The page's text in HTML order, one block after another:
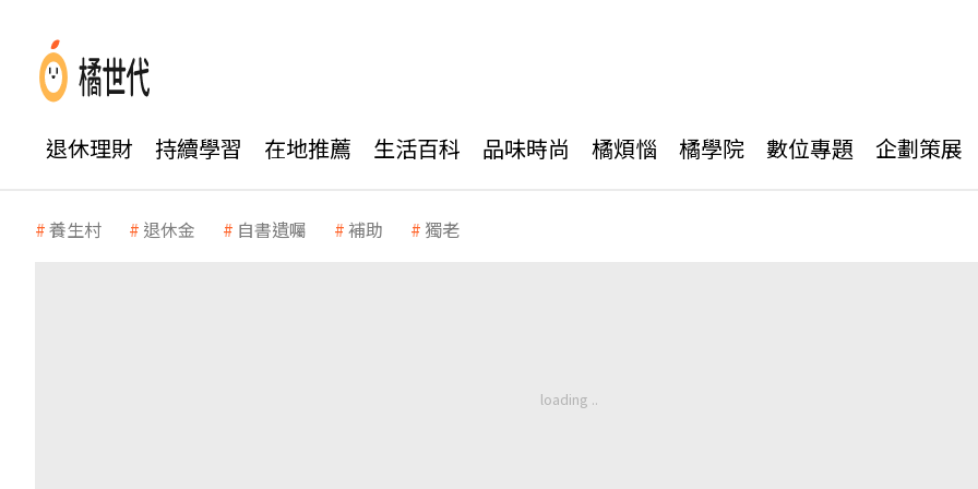
退休理財 持續學習 在地推薦 生活百科 品味時尚 橘煩惱 橘學院 數位專題 企劃策展
養生村 退休金 自書遺囑 補助 獨老